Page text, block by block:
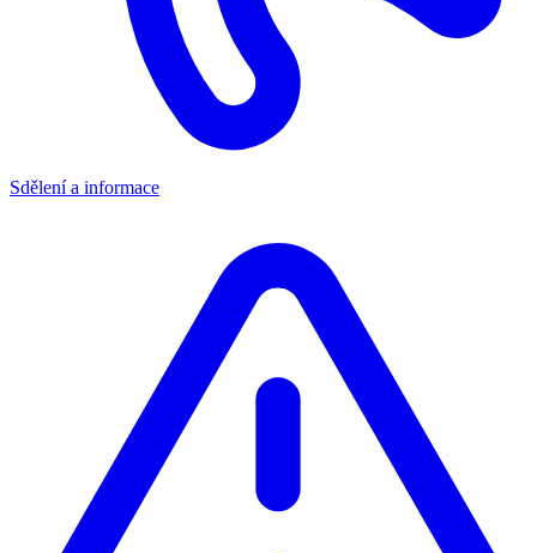
Sdělení a informace